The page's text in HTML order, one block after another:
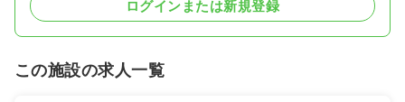
ログインまたは新規登録
この施設の求人一覧